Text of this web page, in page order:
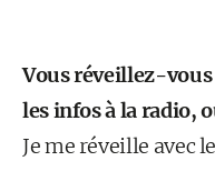
Vous réveillez-
les infos à la radio,
Je me réveille avec